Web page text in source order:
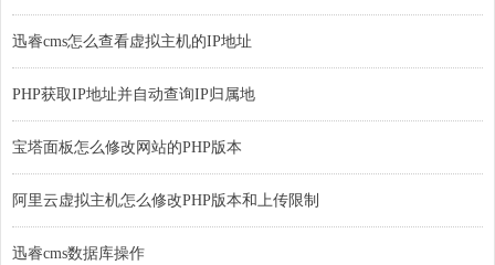
迅睿cms怎么查看虚拟主机的IP地址
PHP获取IP地址并自动查询IP归属地
宝塔面板怎么修改网站的PHP版本
阿里云虚拟主机怎么修改PHP版本和上传限制
迅睿cms数据库操作